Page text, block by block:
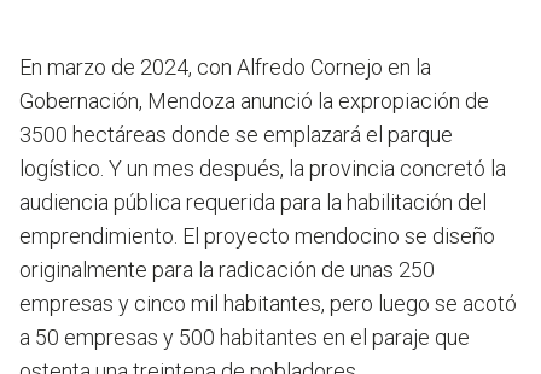
En marzo de 2024, con Alfredo Cornejo en la
Gobernación, Mendoza anunció la expropiación de
3500 hectáreas donde se emplazará el parque
logístico. Y un mes después, la provincia concretó la
audiencia pública requerida para la habilitación del
emprendimiento. El proyecto mendocino se diseño
originalmente para la radicación de unas 250
empresas y cinco mil habitantes, pero luego se acotó
a 50 empresas y 500 habitantes en el paraje que